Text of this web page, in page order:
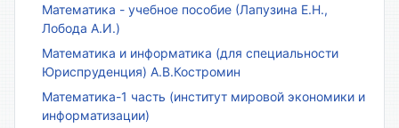
Математика - учебное пособие (Лапузина Е.Н.,
Лобода А.И.)
Математика и информатика (для специальности
Юриспруденция) А.В.Костромин
Математика-1 часть (институт мировой экономики и
информатизации)